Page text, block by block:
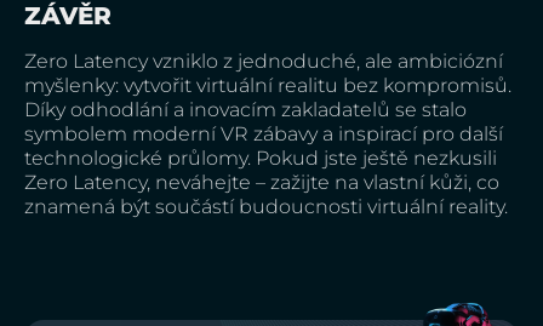
ZÁVĚR
Zero Latency vzniklo z jednoduché, ale ambiciózní
myšlenky: vytvořit virtuální realitu bez kompromisů.
Díky odhodlání a inovacím zakladatelů se stalo
symbolem moderní VR zábavy a inspirací pro další
technologické průlomy. Pokud jste ještě nezkusili
Zero Latency, neváhejte – zažijte na vlastní kůži, co
znamená být součástí budoucnosti virtuální reality.